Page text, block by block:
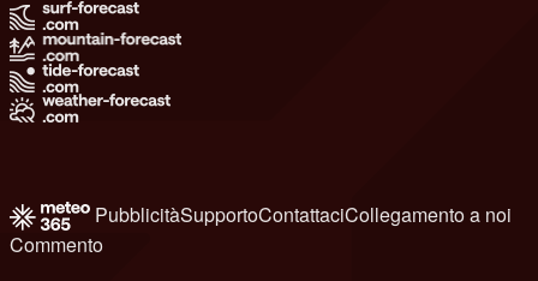
PubblicitàSupportoContattaciCollegamento a noi
Commento